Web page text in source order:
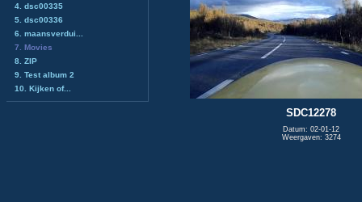
4. dsc00335
5. dsc00336
6. maansverdui...
7. Movies
8. ZIP
9. Test album 2
10. Kijken of...
SDC12278
Datum: 02-01-12
Weergaven: 3274